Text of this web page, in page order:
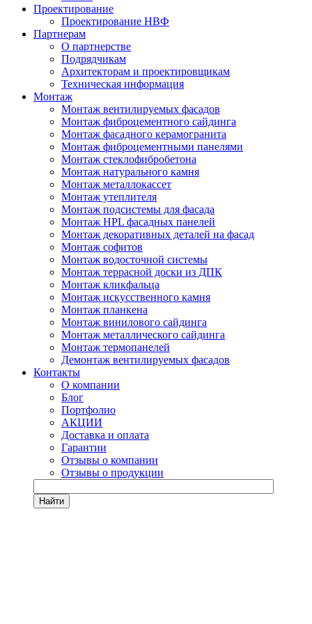
Проектирование
Проектирование НВФ
Партнерам
О партнерстве
Подрядчикам
Архитекторам и проектировщикам
Техническая информация
Монтаж
Монтаж вентилируемых фасадов
Монтаж фиброцементного сайдинга
Монтаж фасадного керамогранита
Монтаж фиброцементными панелями
Монтаж стеклофибробетона
Монтаж натурального камня
Монтаж металлокассет
Монтаж утеплителя
Монтаж подсистемы для фасада
Монтаж HPL фасадных панелей
Монтаж декоративных деталей на фасад
Монтаж софитов
Монтаж водосточной системы
Монтаж террасной доски из ДПК
Монтаж кликфальца
Монтаж искусственного камня
Монтаж планкена
Монтаж винилового сайдинга
Монтаж металлического сайдинга
Монтаж термопанелей
Демонтаж вентилируемых фасадов
Контакты
О компании
Блог
Портфолио
АКЦИИ
Доставка и оплата
Гарантии
Отзывы о компании
Отзывы о продукции
Найти